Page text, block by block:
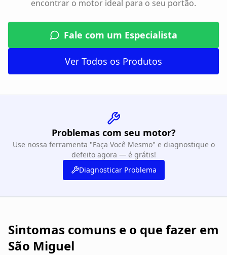
encontrar o motor ideal para o seu portão.
Fale com um Especialista
Ver Todos os Produtos
Problemas com seu motor?
Use nossa ferramenta "Faça Você Mesmo" e diagnostique o
defeito agora — é grátis!
Diagnosticar Problema
Sintomas comuns e o que fazer em
São Miguel